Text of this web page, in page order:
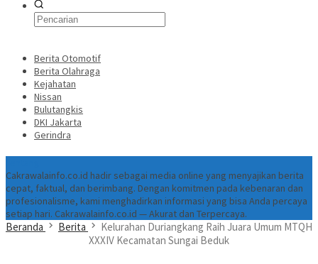
Berita Otomotif
Berita Olahraga
Kejahatan
Nissan
Bulutangkis
DKI Jakarta
Gerindra
Cakrawalainfo.co.id hadir sebagai media online yang menyajikan berita
cepat, faktual, dan berimbang. Dengan komitmen pada kebenaran dan
profesionalisme, kami menghadirkan informasi yang bisa Anda percaya
setiap hari. Cakrawalainfo.co.id — Akurat dan Terpercaya.
Beranda Berita
Kelurahan Duriangkang Raih Juara Umum MTQH
XXXIV Kecamatan Sungai Beduk